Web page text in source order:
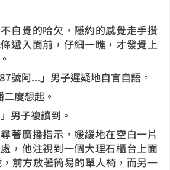
自覺的哈欠，隱約的感覺走手攢
遞入面前，仔細一瞧，才發覺上
號阿...」男子遲疑地自言自語。
二度想起。
男子複讀到。
著廣播指示，緩緩地在空白一片
，他注視到一個大理石櫃台上面
前方放著簡易的單人椅，而另一